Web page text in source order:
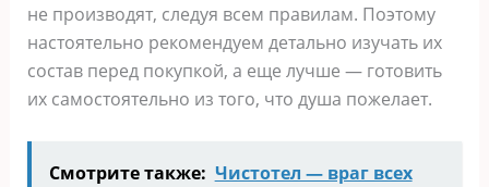
не производят, следуя всем правилам. Поэтому
настоятельно рекомендуем детально изучать их
состав перед покупкой, а еще лучше — готовить
их самостоятельно из того, что душа пожелает.
Смотрите также: Чистотел — враг всех